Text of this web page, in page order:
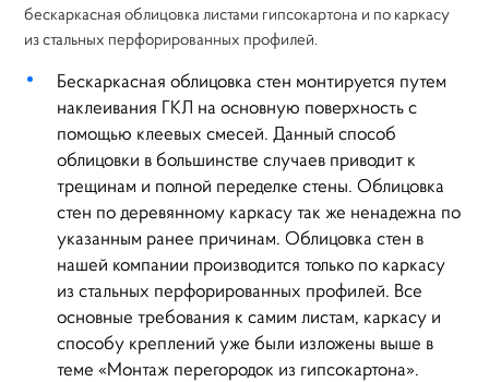
бескаркасная облицовка листами гипсокартона и по каркасу
из стальных перфорированных профилей.
Бескаркасная облицовка стен монтируется путем
наклеивания ГКЛ на основную поверхность с
помощью клеевых смесей. Данный способ
облицовки в большинстве случаев приводит к
трещинам и полной переделке стены. Облицовка
стен по деревянному каркасу так же ненадежна по
указанным ранее причинам. Облицовка стен в
нашей компании производится только по каркасу
из стальных перфорированных профилей. Все
основные требования к самим листам, каркасу и
способу креплений уже были изложены выше в
теме «Монтаж перегородок из гипсокартона».